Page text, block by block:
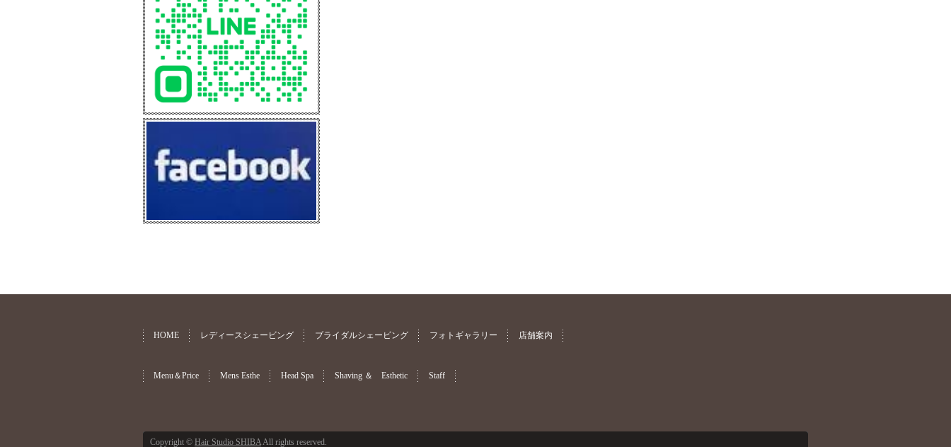
HOME レディースシェービング ブライダルシェービング フォトギャラリー 店舗案内
Menu＆Price Mens Esthe Head Spa Shaving ＆ Esthetic Staff
Copyright © Hair Studio SHIBA All rights reserved.